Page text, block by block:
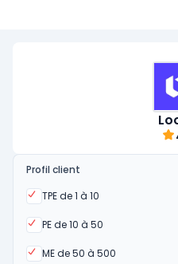
Profil client
TPE de 1 à 10
Oui
PE de 10 à 50
Oui
ME de 50 à 500
Oui